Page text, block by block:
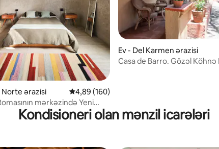
154 rəy
Norte ərazisi Ortalama reytinq 4,89/5, 160 rəy
4,89 (160)
mərkəzində Yeni
Ev - Del Karmen ərazisi
Casa de Barro. Gözəl Köhnə
Kondisioneri olan mənzil icarələri